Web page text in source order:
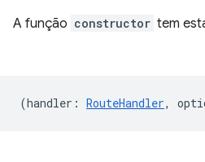
A função constructor tem
(handler : RouteHandler,